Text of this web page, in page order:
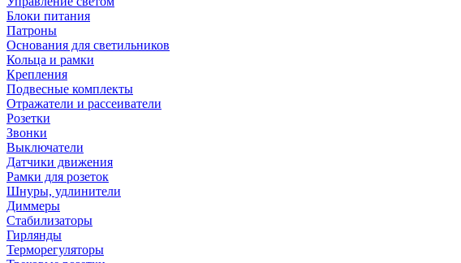
Блоки питания
Патроны
Основания для светильников
Кольца и рамки
Крепления
Подвесные комплекты
Отражатели и рассеиватели
Розетки
Звонки
Выключатели
Датчики движения
Рамки для розеток
Шнуры, удлинители
Диммеры
Стабилизаторы
Гирлянды
Терморегуляторы